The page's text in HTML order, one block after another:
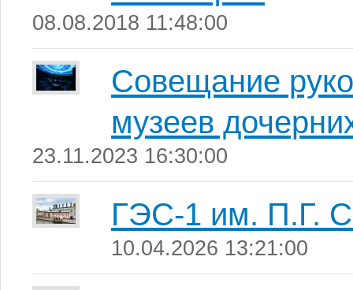
08.08.2018 11:48:00
Совещание
музеев
23.11.2023 16:30:00
ГЭС-1 им. П.Г.
10.04.2026 13:21:00